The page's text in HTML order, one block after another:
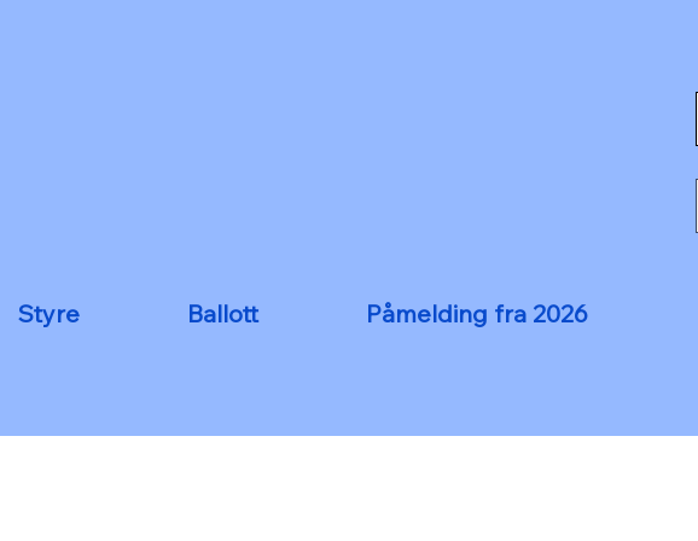
Styre Ballott Påmelding fra 2026